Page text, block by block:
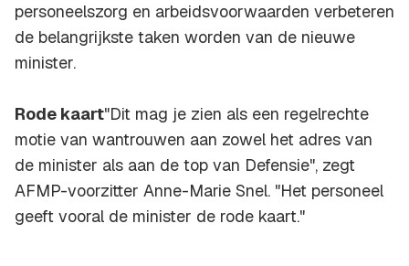
personeelszorg en arbeidsvoorwaarden verbeteren
de belangrijkste taken worden van de nieuwe
minister.
Rode kaart"Dit mag je zien als een regelrechte
motie van wantrouwen aan zowel het adres van
de minister als aan de top van Defensie", zegt
AFMP-voorzitter Anne-Marie Snel. "Het personeel
geeft vooral de minister de rode kaart."